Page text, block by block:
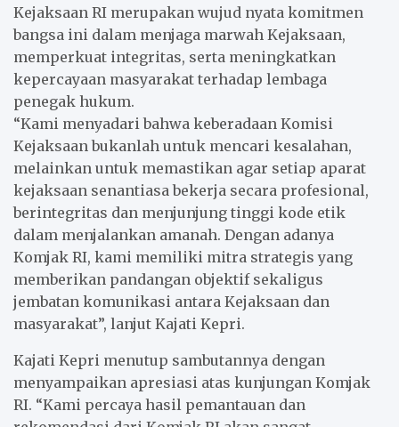
Kejaksaan RI merupakan wujud nyata komitmen
bangsa ini dalam menjaga marwah Kejaksaan,
memperkuat integritas, serta meningkatkan
kepercayaan masyarakat terhadap lembaga
penegak hukum.
“Kami menyadari bahwa keberadaan Komisi
Kejaksaan bukanlah untuk mencari kesalahan,
melainkan untuk memastikan agar setiap aparat
kejaksaan senantiasa bekerja secara profesional,
berintegritas dan menjunjung tinggi kode etik
dalam menjalankan amanah. Dengan adanya
Komjak RI, kami memiliki mitra strategis yang
memberikan pandangan objektif sekaligus
jembatan komunikasi antara Kejaksaan dan
masyarakat”, lanjut Kajati Kepri.
Kajati Kepri menutup sambutannya dengan
menyampaikan apresiasi atas kunjungan Komjak
RI. “Kami percaya hasil pemantauan dan